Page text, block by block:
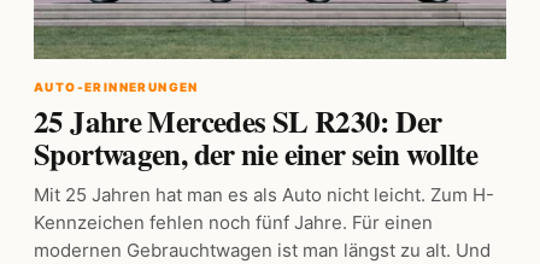
AUTO-ERINNERUNGEN
25 Jahre Mercedes SL R230: Der
Sportwagen, der nie einer sein wollte
Mit 25 Jahren hat man es als Auto nicht leicht. Zum H-
Kennzeichen fehlen noch fünf Jahre. Für einen
modernen Gebrauchtwagen ist man längst zu alt. Und